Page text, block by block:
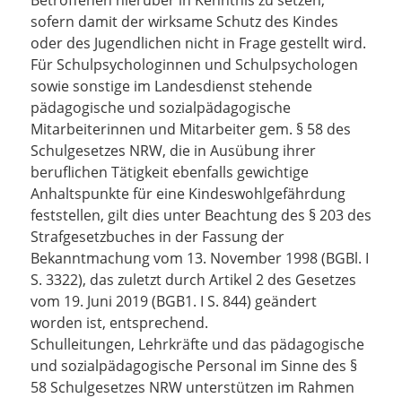
sofern damit der wirksame Schutz des Kindes
oder des Jugendlichen nicht in Frage gestellt wird.
Für Schulpsychologinnen und Schulpsychologen
sowie sonstige im Landesdienst stehende
pädagogische und sozialpädagogische
Mitarbeiterinnen und Mitarbeiter gem. § 58 des
Schulgesetzes NRW, die in Ausübung ihrer
beruflichen Tätigkeit ebenfalls gewichtige
Anhaltspunkte für eine Kindeswohlgefährdung
feststellen, gilt dies unter Beachtung des § 203 des
Strafgesetzbuches in der Fassung der
Bekanntmachung vom 13. November 1998 (BGBl. I
S. 3322), das zuletzt durch Artikel 2 des Gesetzes
vom 19. Juni 2019 (BGB1. I S. 844) geändert
worden ist, entsprechend.
Schulleitungen, Lehrkräfte und das pädagogische
und sozialpädagogische Personal im Sinne des §
58 Schulgesetzes NRW unterstützen im Rahmen